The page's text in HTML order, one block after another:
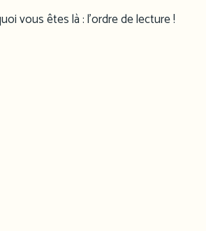
vous êtes là : l’ordre de lecture !